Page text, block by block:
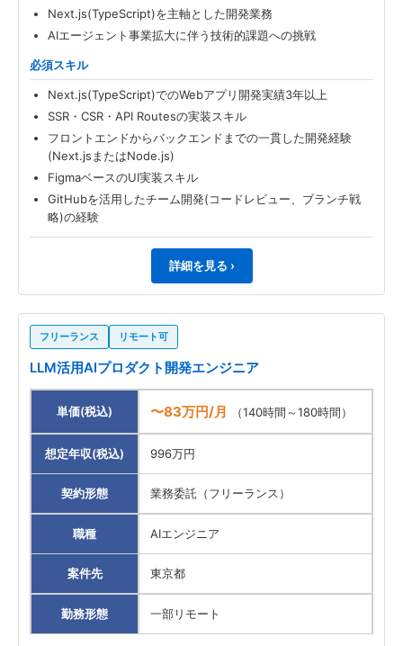
Next.js(TypeScript)を主軸とした開発業務
AIエージェント事業拡大に伴う技術的課題への挑戦
必須スキル
Next.js(TypeScript)でのWebアプリ開発実績3年以上
SSR・CSR・API Routesの実装スキル
フロントエンドからバックエンドまでの一貫した開発経験
(Next.jsまたはNode.js)
FigmaベースのUI実装スキル
GitHubを活用したチーム開発(コードレビュー、ブランチ戦
略)の経験
詳細を見る ›
フリーランス リモート可
LLM活用AIプロダクト開発エンジニア
単価(税込) 〜83万円/月 （140時間～180時間）
想定年収(税込) 996万円
契約形態 業務委託（フリーランス）
職種 AIエンジニア
案件先 東京都
勤務形態 一部リモート